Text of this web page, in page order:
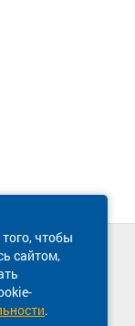
чтобы
сайтом,
.
сайта